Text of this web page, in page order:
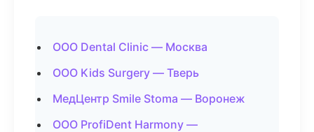
ООО Dental Clinic — Москва
ООО Kids Surgery — Тверь
МедЦентр Smile Stoma — Воронеж
ООО ProfiDent Harmony —